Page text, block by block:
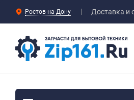
Ростов-на-Дону Доставка и